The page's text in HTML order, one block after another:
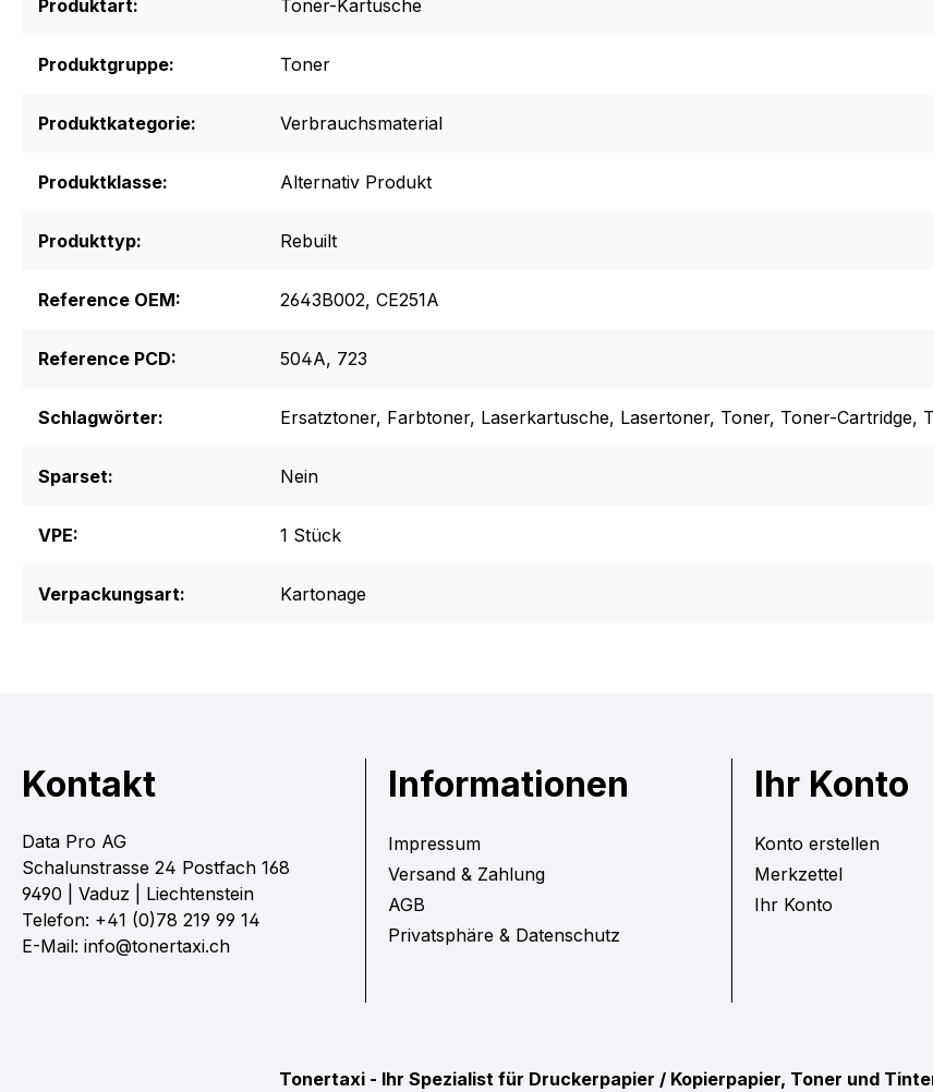
Produktart: Toner-Kartusche
Produktgruppe: Toner
Produktkategorie: Verbrauchsmaterial
Produktklasse: Alternativ Produkt
Produkttyp: Rebuilt
Reference OEM: 2643B002, CE251A
Reference PCD: 504A, 723
Schlagwörter: Ersatztoner, Farbtoner, Laserkartusche, Lasertoner, Toner, Toner-Cartridge,
Sparset: Nein
VPE: 1 Stück
Verpackungsart: Kartonage
Kontakt
Data Pro AG
Schalunstrasse 24 Postfach 168
9490 | Vaduz | Liechtenstein
Telefon: +41 (0)78 219 99 14
E-Mail: info@tonertaxi.ch
Informationen
Impressum
Versand & Zahlung
AGB
Privatsphäre & Datenschutz
Ihr Konto
Konto erstellen
Merkzettel
Ihr Konto
Tonertaxi - Ihr Spezialist für Druckerpapier / Kopierpapier, Toner und